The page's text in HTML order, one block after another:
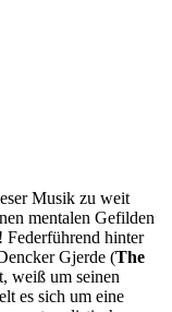
Musik zu weit
mentalen Gefilden
Federführend hinter
Gjerde (The
weiß um seinen
es sich um eine